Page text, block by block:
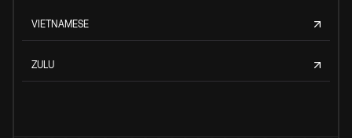
VIETNAMESE
ZULU